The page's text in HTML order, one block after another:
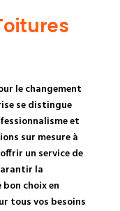
le changement
se distingue
et
sur mesure à
un service de
la
choix en
tous vos besoins